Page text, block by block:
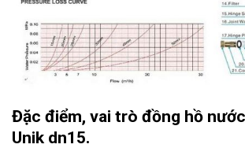
Đặc điểm, vai trò đồng hồ
Unik dn15.